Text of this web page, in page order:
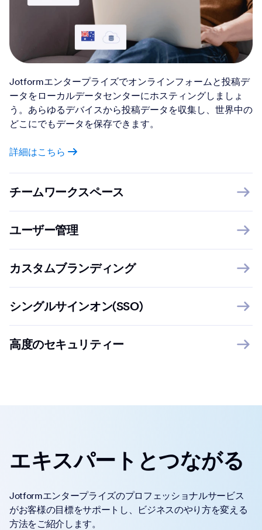
Jotformエンタープライズでオンラインフォームと投稿デ
ータをローカルデータセンターにホスティングしましょ
う。あらゆるデバイスから投稿データを収集し、世界中の
どこにでもデータを保存できます。
詳細はこちら
チームワークスペース
ユーザー管理
カスタムブランディング
シングルサインオン(SSO)
高度のセキュリティー
エキスパートとつながる
Jotformエンタープライズのプロフェッショナルサービス
がお客様の目標をサポートし、ビジネスのやり方を変える
方法をご紹介します。